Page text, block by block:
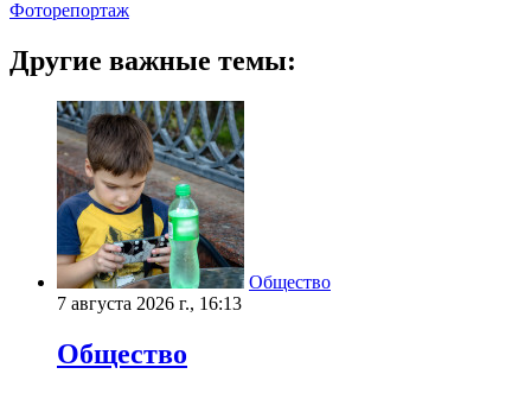
Фоторепортаж
Другие важные темы:
Общество
7 августа 2026 г., 16:13
Общество